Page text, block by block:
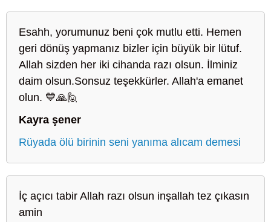
Esahh, yorumunuz beni çok mutlu etti. Hemen
geri dönüş yapmanız bizler için büyük bir lütuf.
Allah sizden her iki cihanda razı olsun. İlminiz
daim olsun.Sonsuz teşekkürler. Allah'a emanet
olun. 💙🙏🙋
Kayra şener
Rüyada ölü birinin seni yanıma alıcam demesi
İç açıcı tabir Allah razı olsun inşallah tez çıkasın
amin